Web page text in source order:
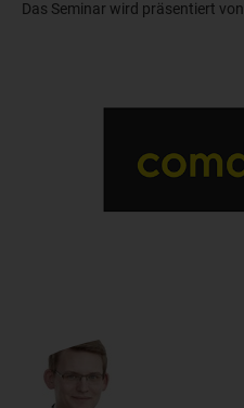
Das Seminar wird präsentiert von